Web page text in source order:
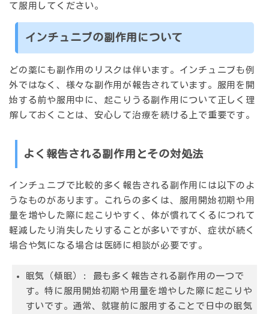
て服用してください。
インチュニブの副作用について
どの薬にも副作用のリスクは伴います。インチュニブも例
外ではなく、様々な副作用が報告されています。服用を開
始する前や服用中に、起こりうる副作用について正しく理
解しておくことは、安心して治療を続ける上で重要です。
よく報告される副作用とその対処法
インチュニブで比較的多く報告される副作用には以下のよ
うなものがあります。これらの多くは、服用開始初期や用
量を増やした際に起こりやすく、体が慣れてくるにつれて
軽減したり消失したりすることが多いですが、症状が続く
場合や気になる場合は医師に相談が必要です。
眠気（傾眠）:
最も多く報告される副作用の一つで
す。特に服用開始初期や用量を増やした際に起こりや
すいです。通常、就寝前に服用することで日中の眠気